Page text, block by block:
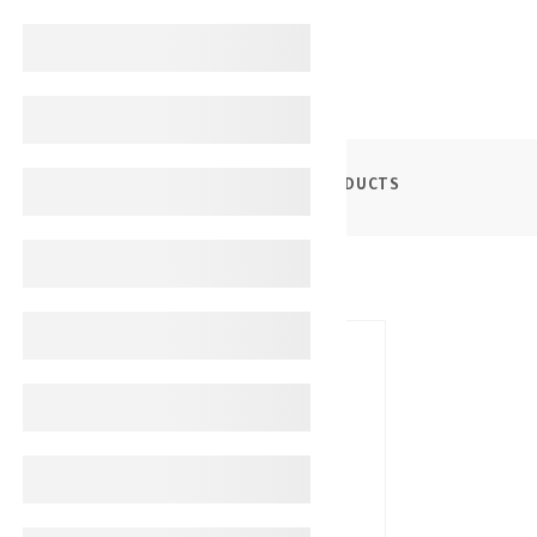
PRODUCTS ليسترين غسول فم لعناية كاملة من الجير 6